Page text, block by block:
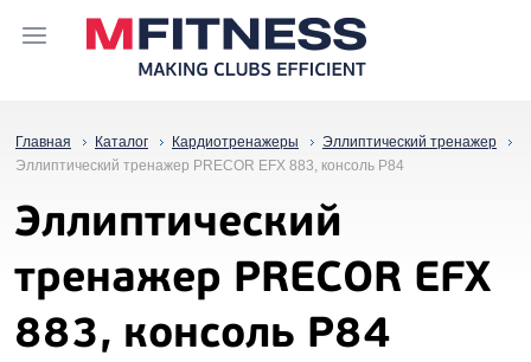
Главная Каталог Кардиотренажеры
Эллиптический тренажер
Эллиптический тренажер PRECOR EFX 883, консоль P84
Эллиптический
тренажер PRECOR EFX
883, консоль P84